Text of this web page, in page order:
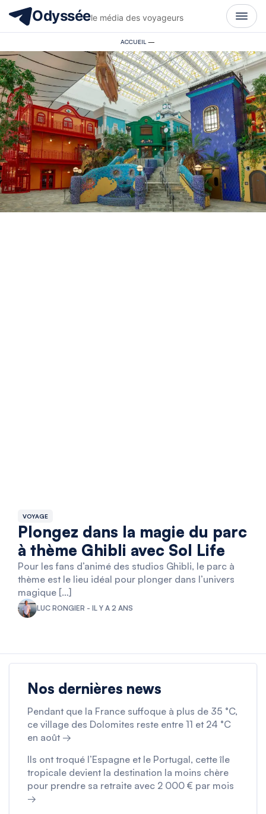
Odysséele média des voyageurs
ACCUEIL —
VOYAGE
Plongez dans la magie du parc
à thème Ghibli avec Sol Life
Pour les fans d’animé des studios Ghibli, le parc à
thème est le lieu idéal pour plonger dans l’univers
magique […]
LUC RONGIER - IL Y A 2 ANS
Nos dernières news
Pendant que la France suffoque à plus de 35 °C,
ce village des Dolomites reste entre 11 et 24 °C
en août →
Ils ont troqué l’Espagne et le Portugal, cette île
tropicale devient la destination la moins chère
pour prendre sa retraite avec 2 000 € par mois
→